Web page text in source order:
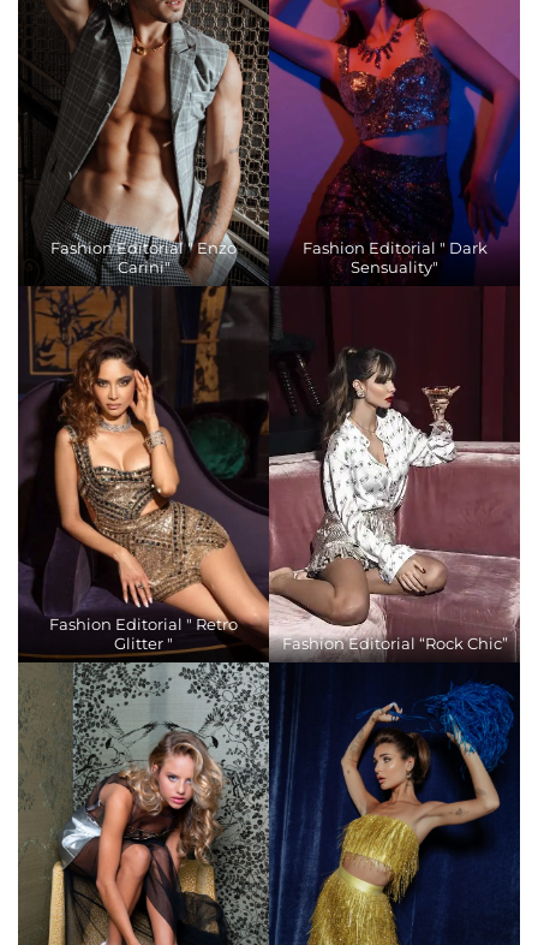
Fashion Editorial " Enzo
Carini"
Fashion Editorial " Dark
Sensuality"
Fashion Editorial " Retro
Glitter "
Fashion Editorial “Rock Chic”